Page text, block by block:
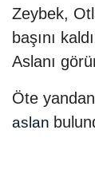
Zeybek,
başını
Aslanı
Öte
aslan